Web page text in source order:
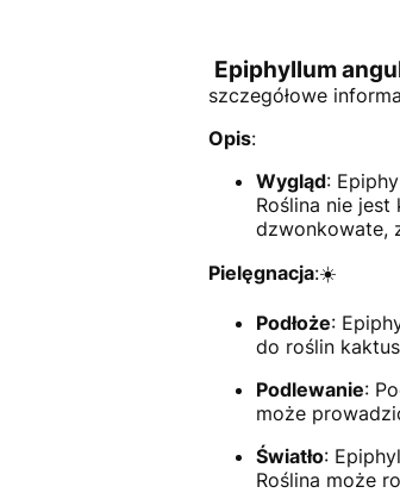
Epiphyllum
szczegółowe
Opis:
Wygląd:
Roślina nie
dzwonkowate,
Pielęgnacja:☀️
Podłoże:
do roślin
Podlewanie:
może
Światło:
Roślina może